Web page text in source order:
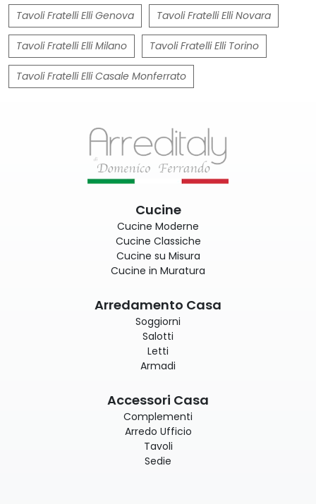
Tavoli Fratelli Elli Genova Tavoli Fratelli Elli Novara
Tavoli Fratelli Elli Milano Tavoli Fratelli Elli Torino
Tavoli Fratelli Elli Casale Monferrato
Cucine
Cucine Moderne
Cucine Classiche
Cucine su Misura
Cucine in Muratura
Arredamento Casa
Soggiorni
Salotti
Letti
Armadi
Accessori Casa
Complementi
Arredo Ufficio
Tavoli
Sedie